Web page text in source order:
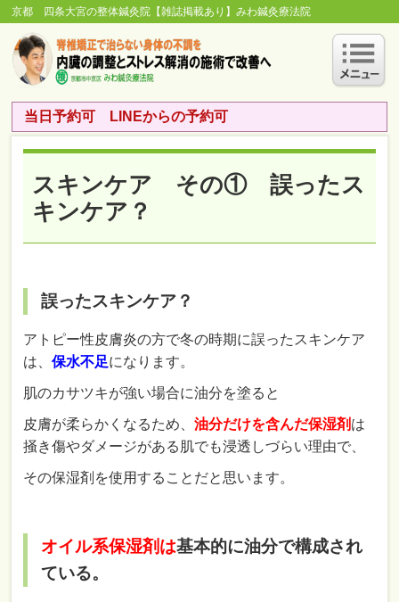
京都 四条大宮の整体鍼灸院【雑誌掲載あり】みわ鍼灸療法院
当日予約可 LINEからの予約可
スキンケア その① 誤ったス
キンケア？
誤ったスキンケア？
アトピー性皮膚炎の方で冬の時期に誤ったスキンケア
は、保水不足になります。
肌のカサツキが強い場合に油分を塗ると
皮膚が柔らかくなるため、油分だけを含んだ保湿剤 は
掻き傷やダメージがある肌でも浸透しづらい理由で、
その保湿剤を使用することだと思います。
オイル系保湿剤は基本的に油分で構成され
ている。